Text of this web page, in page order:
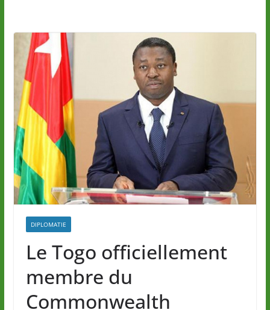
DIPLOMATIE
Le Togo officiellement
membre du
Commonwealth